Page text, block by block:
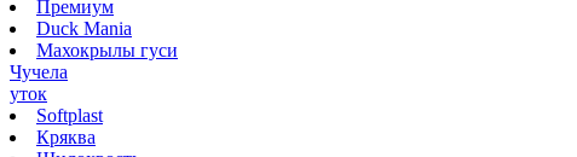
Премиум
Duck Mania
Махокрылы гуси
Чучела
уток
Softplast
Кряква